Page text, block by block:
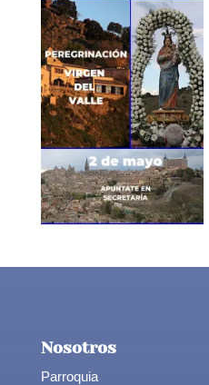
Nosotros
Parroquia